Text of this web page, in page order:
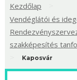
Kezdőlap
Vendéglátói és
szakképesítés
Kaposvár